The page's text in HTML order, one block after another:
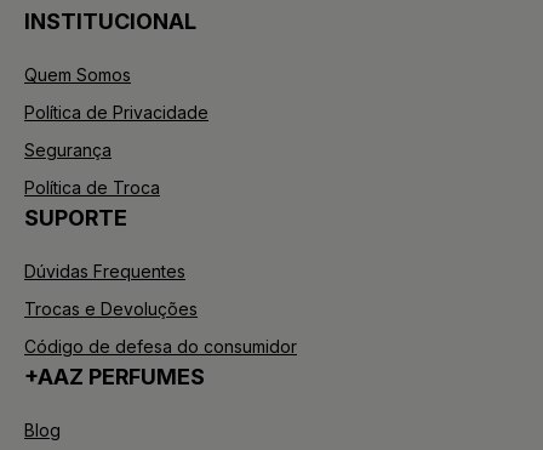
INSTITUCIONAL
Quem Somos
Política de Privacidade
Segurança
Política de Troca
SUPORTE
Dúvidas Frequentes
Trocas e Devoluções
Código de defesa do consumidor
+AAZ PERFUMES
Blog